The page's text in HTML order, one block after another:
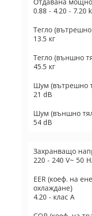
0.88 - 4.20 - 7.20
Тегло
13.5 кг
Тегло (външно
45.5 кг
Шум (вътрешно
21 dB
Шум (външно
54 dB
Захранващо
220 - 240 V~ 50
EER (коеф. на
охлаждане)
4.20 - клас А